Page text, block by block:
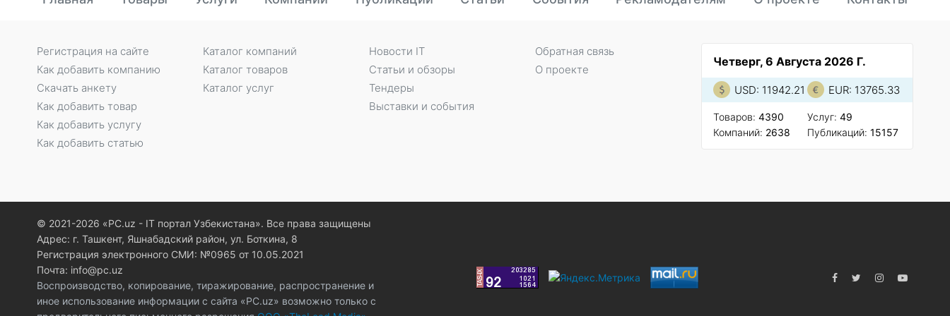
Четверг, 6 Августа 2026 Г.
USD: 11942.21 EUR: 13765.33
Товаров: 4390
Компаний: 2638
Услуг: 49
Публикаций: 15157
Регистрация на сайте
Как добавить компанию
Скачать анкету
Как добавить товар
Как добавить услугу
Как добавить статью
Каталог компаний
Каталог товаров
Каталог услуг
Новости IT
Статьи и обзоры
Тендеры
Выставки и события
Обратная связь
О проекте
© 2021-2026 «PC.uz - IT портал Узбекистана». Все права защищены
Адрес: г. Ташкент, Яшнабадский район, ул. Боткина, 8
Регистрация электронного СМИ: №0965 от 10.05.2021
Почта: info@pc.uz
Воспроизводство, копирование, тиражирование, распространение и
иное использование информации с сайта «PC.uz» возможно только с